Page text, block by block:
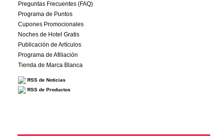
Preguntas Frecuentes (FAQ)
Programa de Puntos
Cupones Promocionales
Noches de Hotel Gratis
Publicación de Artículos
Programa de Afiliación
Tienda de Marca Blanca
RSS de Noticias
RSS de Productos